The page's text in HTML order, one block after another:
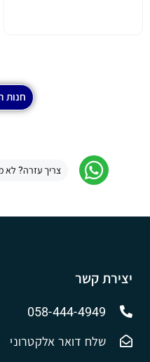
חנות
צריך עזרה?
יצירת קשר
058-444-4949
שלח דואר אלקטרוני